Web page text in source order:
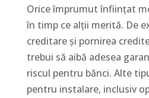
Orice împrumut înființat
în timp ce alții merită. De
creditare și pornirea
trebui să aibă adesea
riscul pentru bănci. Alte
pentru instalare, inclusiv